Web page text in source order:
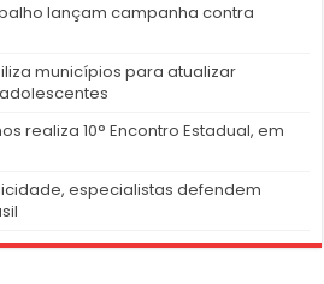
lançam campanha contra
municípios para atualizar
realiza 10° Encontro Estadual, em
especialistas defendem